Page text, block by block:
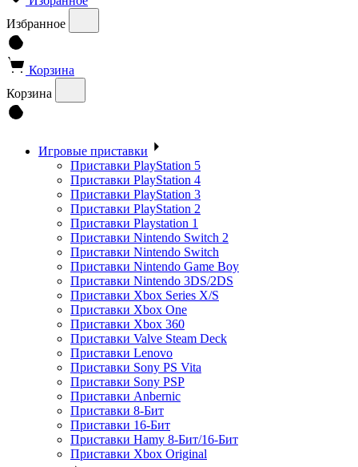
Избранное
Корзина
Корзина
Игровые приставки
Приставки PlayStation 5
Приставки PlayStation 4
Приставки PlayStation 3
Приставки PlayStation 2
Приставки Playstation 1
Приставки Nintendo Switch 2
Приставки Nintendo Switch
Приставки Nintendo Game Boy
Приставки Nintendo 3DS/2DS
Приставки Xbox Series X/S
Приставки Xbox One
Приставки Xbox 360
Приставки Valve Steam Deck
Приставки Lenovo
Приставки Sony PS Vita
Приставки Sony PSP
Приставки Anbernic
Приставки 8-Бит
Приставки 16-Бит
Приставки Hamy 8-Бит/16-Бит
Приставки Xbox Original